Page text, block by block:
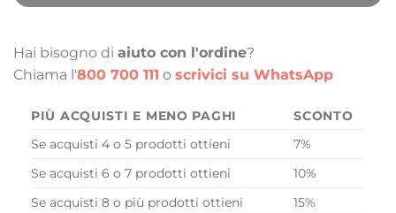
Hai bisogno di aiuto con l'ordine?
Chiama l'800 700 111 o scrivici su WhatsApp
PIÙ ACQUISTI E MENO PAGHI
SCONTO
Se acquisti 4 o 5 prodotti ottieni
7%
Se acquisti 6 o 7 prodotti ottieni
10%
Se acquisti 8 o più prodotti ottieni
15%